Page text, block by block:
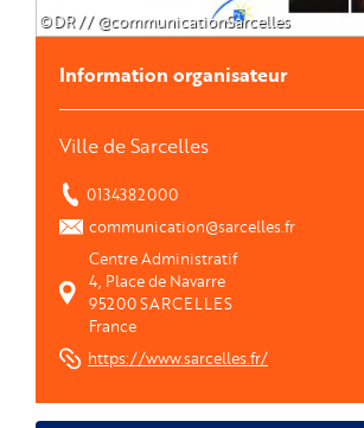
©DR // @communicationSarcelles
Information organisateur
Ville de Sarcelles
0134382000
communication@sarcelles.fr
Centre Administratif
4, Place de Navarre
95200SARCELLES
France
https://www.sarcelles.fr/